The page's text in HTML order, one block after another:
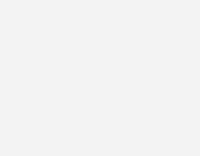
Hinspiel in der Egelsee-
den ersten Auswärtssieg
Nielsen, der damals mit
der Toptorschütze der
das Comeback der Wölfe
Patrick Schmidt